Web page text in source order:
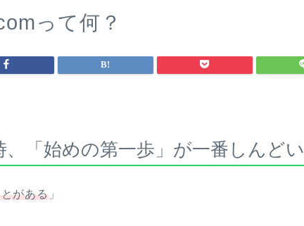
って何？
「始めの第一歩」が一番しんどい
がある」